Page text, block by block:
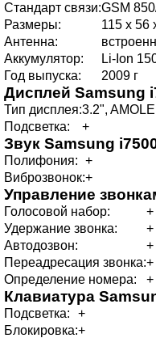
Стандарт связи:GSM
Размеры:
115 x 56
Антенна:
Аккумулятор:
Li-Ion
Год выпуска:
2009 г
Дисплей Samsung
Тип дисплея:3.2",
Подсветка:
+
Звук Samsung
Полифония: +
Виброзвонок:+
Управление
Голосовой набор:
+
Удержание звонка:
+
Автодозвон:
+
Переадресация звонка:+
Определение номера:
+
Клавиатура
Подсветка:
+
Блокировка:+